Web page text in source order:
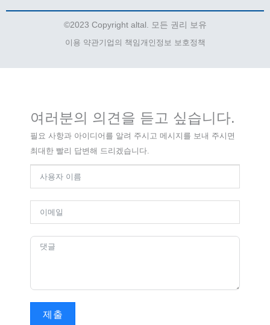
©2023 Copyright altal. 모든 권리 보유
이용 약관기업의 책임 개인정보 보호정책
여러분의 의견을 듣고 싶습니다.
필요 사항과 아이디어를 알려 주시고 메시지를 보내 주시면
최대한 빨리 답변해 드리겠습니다.
제출